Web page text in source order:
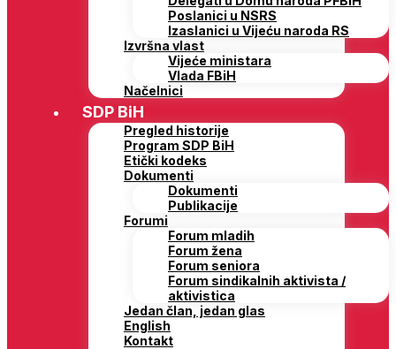
Poslanici u NSRS
Izaslanici u Vijeću naroda RS
Izvršna vlast
Vijeće ministara
Vlada FBiH
Načelnici
SDP BiH
Pregled historije
Program SDP BiH
Etički kodeks
Dokumenti
Dokumenti
Publikacije
Forumi
Forum mladih
Forum žena
Forum seniora
Forum sindikalnih aktivista /
aktivistica
Jedan član, jedan glas
English
Kontakt